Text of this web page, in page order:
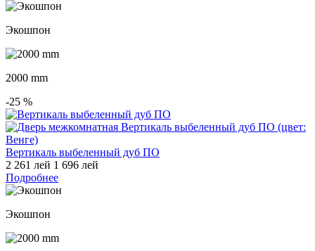
Экошпон
2000 mm
-25 %
Вертикаль выбеленный дуб ПО
2 261 лей 1 696 лей
Подробнее
Экошпон